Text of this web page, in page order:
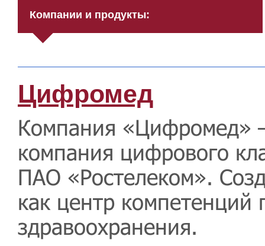
Компании и продукты:
Цифромед
Компания «Цифромед»
компания цифрового
ПАО «Ростелеком».
как центр
здравоохранения.